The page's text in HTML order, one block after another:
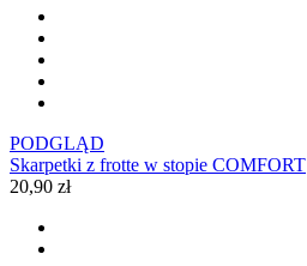
PODGLĄD
Skarpetki z frotte w stopie COMFORT
20,90 zł